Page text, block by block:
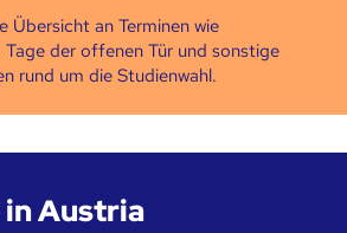
Übersicht an Terminen wie
Tage der offenen Tür und sonstige
rund um die Studienwahl.
Austria